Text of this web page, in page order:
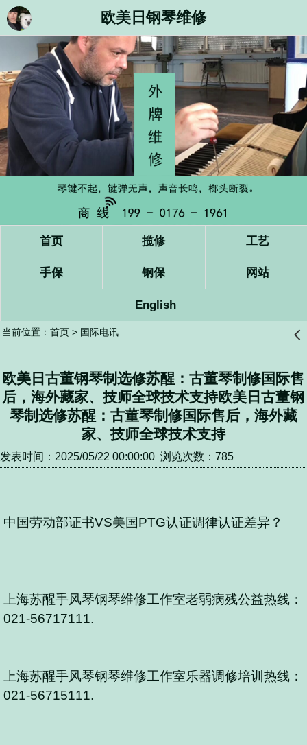
欧美日钢琴维修
首页 揽修 工艺
手保 钢保 网站
English
当前位置： 首页> 国际电讯 󰊒
欧美日古董钢琴制选修苏醒：古董琴制修国际售
后，海外藏家、技师全球技术支持欧美日古董钢
琴制选修苏醒：古董琴制修国际售后，海外藏
家、技师全球技术支持
发表时间：2025/05/22 00:00:00 浏览次数：785
中国劳动部证书VS美国PTG认证调律认证差异？
上海苏醒手风琴钢琴维修工作室老弱病残公益热线：
021-56717111.
上海苏醒手风琴钢琴维修工作室乐器调修培训热线：
021-56715111.